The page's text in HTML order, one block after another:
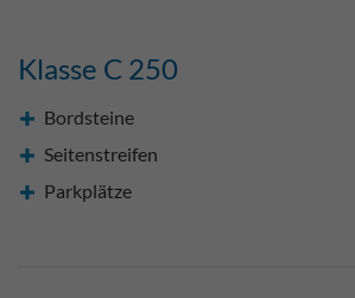
Klasse C 250
Bordsteine
Seitenstreifen
Parkplätze